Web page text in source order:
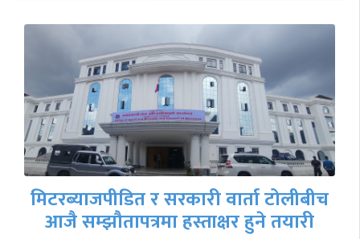
मिटरब्याजपीडित र सरकारी वार्ता टोलीबीच
आजै सम्झौतापत्रमा हस्ताक्षर हुने तयारी